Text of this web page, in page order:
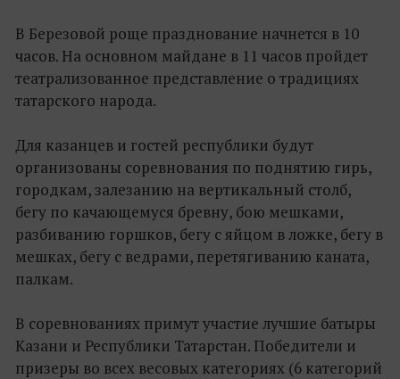
В Березовой роще празднование начнется в 10
часов. На основном майдане в 11 часов пройдет
театрализованное представление о традициях
татарского народа.
Для казанцев и гостей республики будут
организованы соревнования по поднятию гирь,
городкам, залезанию на вертикальный столб,
бегу по качающемуся бревну, бою мешками,
разбиванию горшков, бегу с яйцом в ложке, бегу в
мешках, бегу с ведрами, перетягиванию каната,
палкам.
В соревнованиях примут участие лучшие батыры
Казани и Республики Татарстан. Победители и
призеры во всех весовых категориях (6 категорий